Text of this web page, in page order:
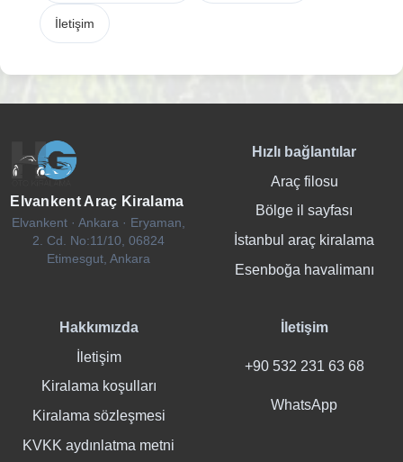
İletişim
Elvankent Araç Kiralama
Elvankent · Ankara · Eryaman,
2. Cd. No:11/10, 06824
Etimesgut, Ankara
Hızlı bağlantılar
Araç filosu
Bölge il sayfası
İstanbul araç kiralama
Esenboğa havalimanı
Hakkımızda
İletişim
Kiralama koşulları
Kiralama sözleşmesi
KVKK aydınlatma metni
İletişim
+90 532 231 63 68
WhatsApp